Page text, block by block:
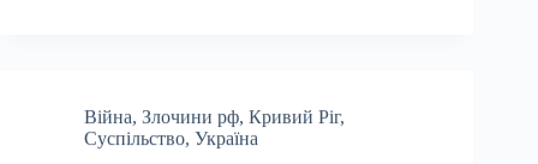
Війна, Злочини рф, Кривий Ріг,
Суспільство, Україна